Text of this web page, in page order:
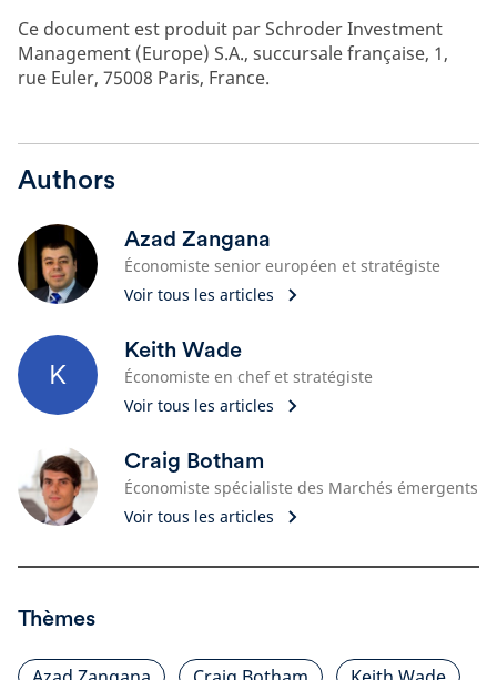
Ce document est produit par Schroder Investment
Management (Europe) S.A., succursale française, 1,
rue Euler, 75008 Paris, France.
Authors
Azad Zangana
Économiste senior européen et stratégiste
Voir tous les articles
K
Keith Wade
Économiste en chef et stratégiste
Voir tous les articles
Craig Botham
Économiste spécialiste des Marchés émergents
Voir tous les articles
Thèmes